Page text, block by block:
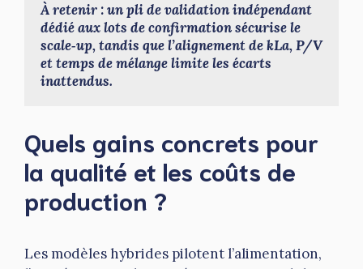
À retenir : un pli de validation indépendant
dédié aux lots de confirmation sécurise le
scale‑up, tandis que l’alignement de kLa, P/V
et temps de mélange limite les écarts
inattendus.
Quels gains concrets pour
la qualité et les coûts de
production ?
Les modèles hybrides pilotent l’alimentation,